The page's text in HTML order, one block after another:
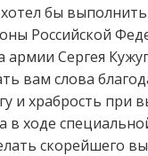
бы
Российской
армии Сергея
вам слова
и храбрость при
в ходе
скорейшего